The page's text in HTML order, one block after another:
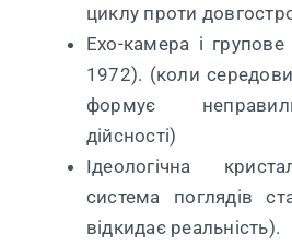
циклу проти
Ехо-камера і
1972). (коли
формує
дійсності)
Ідеологічна
система поглядів
відкидає реальність).